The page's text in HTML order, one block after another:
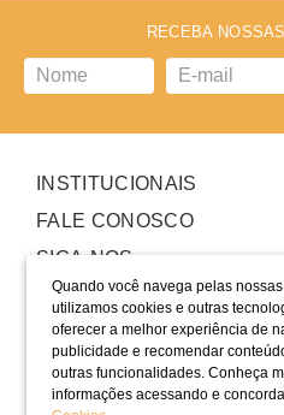
Quando você navega pelas
utilizamos cookies e outras
oferecer a melhor experiência de
publicidade e recomendar
outras funcionalidades. Conheça
informações acessando e
RECEBA
INSTITUCIONAIS
FALE CONOSCO
SIGA-NOS